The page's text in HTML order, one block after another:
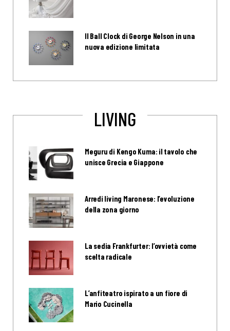
Il Ball Clock di George Nelson in una
nuova edizione limitata
LIVING
Meguru di Kengo Kuma: il tavolo che
unisce Grecia e Giappone
Arredi living Maronese: l’evoluzione
della zona giorno
La sedia Frankfurter: l’ovvietà come
scelta radicale
L’anfiteatro ispirato a un fiore di
Mario Cucinella